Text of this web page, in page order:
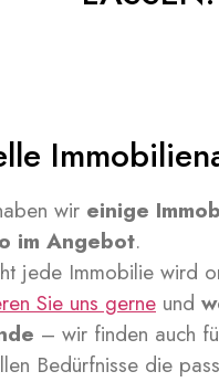
wir einige
im Angebot.
jede Immobilie wird
Sie uns gerne und
– wir finden auch
Bedürfnisse die